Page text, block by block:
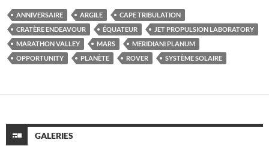
ANNIVERSAIRE ARGILE
CAPE TRIBULATION
CRATÈRE ENDEAVOUR
ÉQUATEUR
JET PROPULSION LABORATORY
MARATHON VALLEY
MARS
MERIDIANI PLANUM
OPPORTUNITY
PLANÈTE ROVER SYSTÈME SOLAIRE
GALERIES